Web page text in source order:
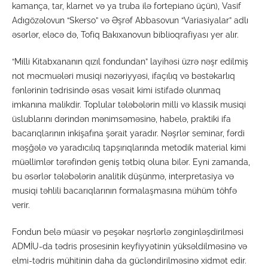
kamança, tar, klarnet və ya truba ilə fortepiano üçün), Vasif
Adıgözəlovun “Skerso” və Əşrəf Abbasovun “Variasiyalar” adlı
əsərlər, eləcə də, Tofiq Bakıxanovun biblioqrafiyası yer alır.
“Milli Kitabxananın qızıl fondundan” layihəsi üzrə nəşr edilmiş
not məcmuələri musiqi nəzəriyyəsi, ifaçılıq və bəstəkarlıq
fənlərinin tədrisində əsas vəsait kimi istifadə olunmaq
imkanına malikdir. Toplular tələbələrin milli və klassik musiqi
üslublarını dərindən mənimsəməsinə, habelə, praktiki ifa
bacarıqlarının inkişafına şərait yaradır. Nəşrlər seminar, fərdi
məşğələ və yaradıcılıq tapşırıqlarında metodik material kimi
müəllimlər tərəfindən geniş tətbiq oluna bilər. Eyni zamanda,
bu əsərlər tələbələrin analitik düşünmə, interpretasiya və
musiqi təhlili bacarıqlarının formalaşmasına mühüm töhfə
verir.
Fondun belə müasir və peşəkar nəşrlərlə zənginləşdirilməsi
ADMİU-da tədris prosesinin keyfiyyətinin yüksəldilməsinə və
elmi-tədris mühitinin daha da gücləndirilməsinə xidmət edir.